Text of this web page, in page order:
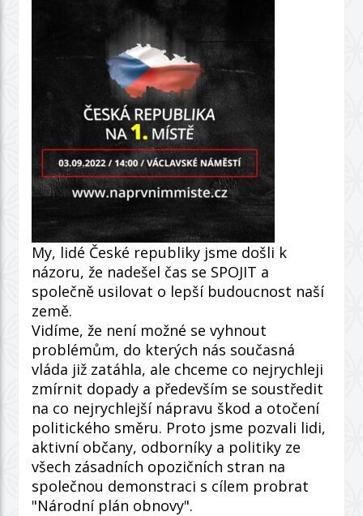
My, lidé České republiky jsme došli k
názoru, že nadešel čas se SPOJIT a
společně usilovat o lepší budoucnost naší
země.
Vidíme, že není možné se vyhnout
problémům, do kterých nás současná
vláda již zatáhla, ale chceme co nejrychleji
zmírnit dopady a především se soustředit
na co nejrychlejší nápravu škod a otočení
politického směru. Proto jsme pozvali lidi,
aktivní občany, odborníky a politiky ze
všech zásadních opozičních stran na
společnou demonstraci s cílem probrat
"Národní plán obnovy".